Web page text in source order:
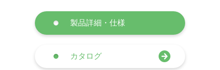
製品詳細・仕様
カタログ